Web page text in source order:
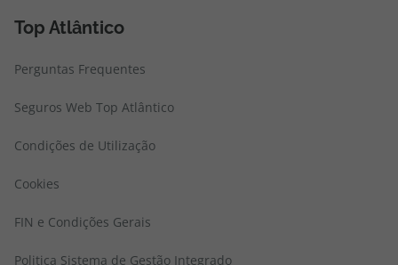
Top Atlântico
Perguntas Frequentes
Seguros Web Top Atlântico
Condições de Utilização
Cookies
FIN e Condições Gerais
Politica Sistema de Gestão Integrado